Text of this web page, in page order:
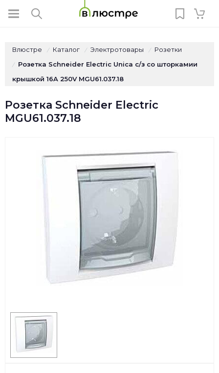
Влюстре / Каталог / Электротовары / Розетки
/
Розетка Schneider Electric Unica с/з со шторкамии
крышкой 16A 250V MGU61.037.18
Розетка Schneider Electric
MGU61.037.18